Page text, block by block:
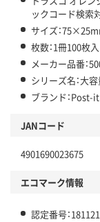
ックコード検索
サイズ：
枚数：1冊100枚入
メーカー品番：
シリーズ名：大
ブランド：Post-it
JANコード
4901690023675
エコマーク情報
認定番号：